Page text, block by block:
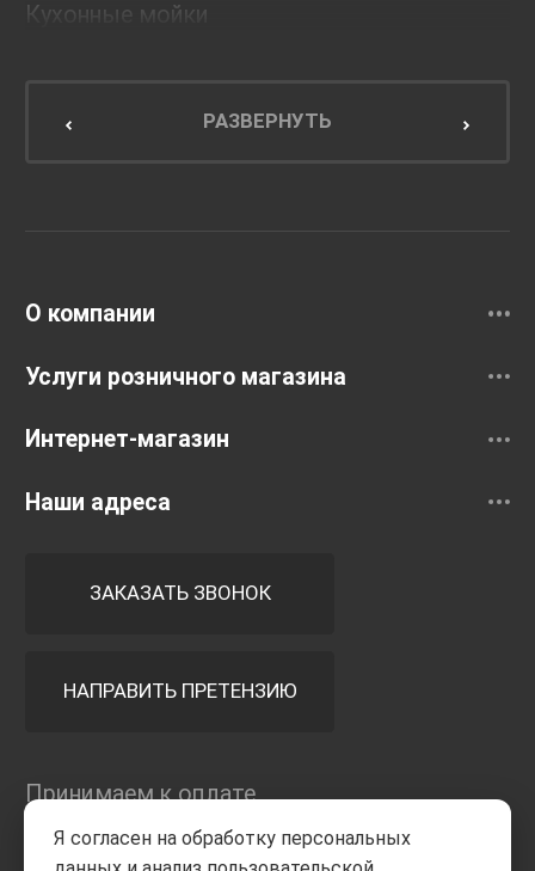
Кухонные мойки
Мебель для кухниРАЗВЕРНУТЬ
О компании
Услуги розничного магазина
Интернет-магазин
Наши адреса
ЗАКАЗАТЬ ЗВОНОК
НАПРАВИТЬ ПРЕТЕНЗИЮ
Принимаем к оплате
Я согласен на обработку персональных